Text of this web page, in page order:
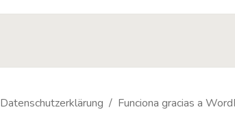
Datenschutzerklärung Funciona gracias a